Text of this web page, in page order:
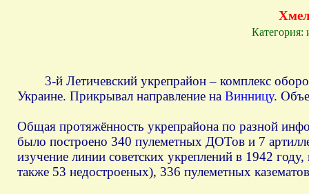
Категория:
3-й Летичевский укрепрайон – комплекс
Украине. Прикрывал направление на Винницу.
Общая протяжённость укрепрайона по разной
было построено 340 пулеметных ДОТов и 7
изучение линии советских укреплений в 1942
также 53 недостроеных), 336 пулеметных